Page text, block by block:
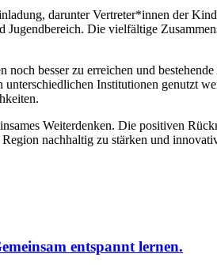
darunter Vertreter*innen der
Die vielfältige
besser zu erreichen und
Institutionen genutzt
Weiterdenken. Die positiven
nachhaltig zu stärken und
entspannt lernen.